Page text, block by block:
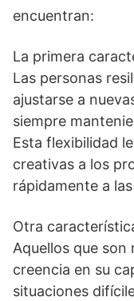
encuentran:
La primera
Las personas
ajustarse a
siempre
Esta flexibilidad
creativas a los
rápidamente a
Otra
Aquellos que
creencia en su
situaciones